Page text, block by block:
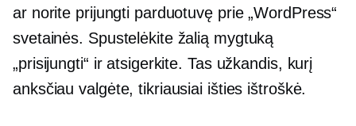
ar norite prijungti parduotuvę prie „WordPress“
svetainės. Spustelėkite žalią mygtuką
„prisijungti“ ir atsigerkite. Tas užkandis, kurį
anksčiau valgėte, tikriausiai išties ištroškė.